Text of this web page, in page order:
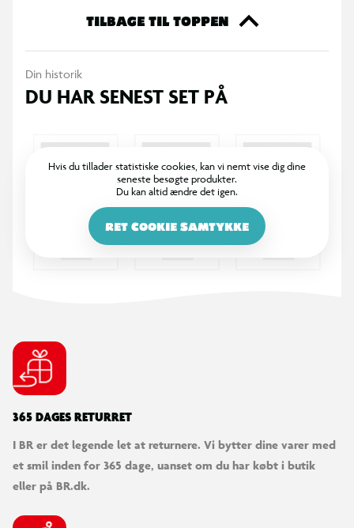
SpøgelsesbugtenTILBAGE TIL TOPPEN
Din historik
DU HAR SENEST SET PÅ
Hvis du tillader statistiske cookies, kan vi nemt vise dig dine
seneste besøgte produkter.
Du kan altid ændre det igen.
RET COOKIE SAMTYKKE
365 DAGES RETURRET
I BR er det legende let at returnere. Vi bytter dine varer med
et smil inden for 365 dage, uanset om du har købt i butik
eller på BR.dk.